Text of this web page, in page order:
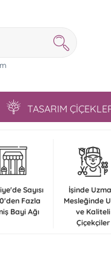
TASARIM
Sayısı
Fazla
Bayi Ağı
İşinde
Mesleğinde
ve Kaliteli
Çiçekçiler